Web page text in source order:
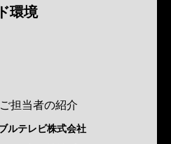
環境
ご担当者の紹介
ルテレビ株式会社